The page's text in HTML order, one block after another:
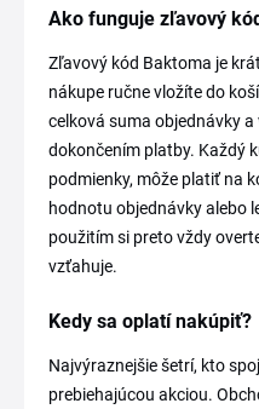
Ako funguje zľavový
Zľavový kód Baktoma je
nákupe ručne vložíte do
celková suma objednávky
dokončením platby. Každý
podmienky, môže platiť na
hodnotu objednávky alebo
použitím si preto vždy
vzťahuje.
Kedy sa oplatí nakúpiť?
Najvýraznejšie šetrí, kto
prebiehajúcou akciou.